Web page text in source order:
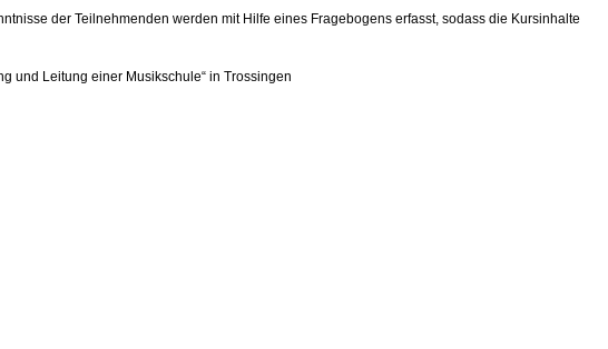
der Teilnehmenden werden mit Hilfe eines Fragebogens erfasst, sodass die Kursinhalte
und Leitung einer Musikschule“ in Trossingen